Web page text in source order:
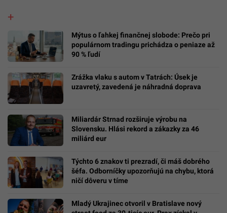
Mýtus o ľahkej finančnej slobode: Prečo pri
populárnom tradingu prichádza o peniaze až
90 % ľudí
Zrážka vlaku s autom v Tatrách: Úsek je
uzavretý, zavedená je náhradná doprava
Miliardár Strnad rozširuje výrobu na
Slovensku. Hlási rekord a zákazky za 46
miliárd eur
Týchto 6 znakov ti prezradí, či máš dobrého
šéfa. Odborníčky upozorňujú na chybu, ktorá
ničí dôveru v tíme
Mladý Ukrajinec otvoril v Bratislave nový